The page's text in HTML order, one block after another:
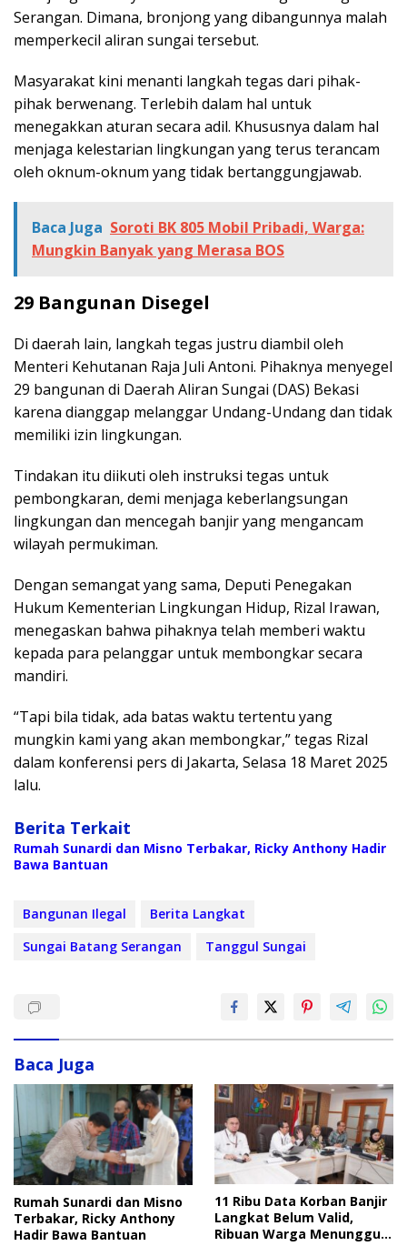
Serangan. Dimana, bronjong yang dibangunnya malah
memperkecil aliran sungai tersebut.
Masyarakat kini menanti langkah tegas dari pihak-
pihak berwenang. Terlebih dalam hal untuk
menegakkan aturan secara adil. Khususnya dalam hal
menjaga kelestarian lingkungan yang terus terancam
oleh oknum-oknum yang tidak bertanggungjawab.
Baca Juga Soroti BK 805 Mobil Pribadi, Warga:
Mungkin Banyak yang Merasa BOS
29 Bangunan Disegel
Di daerah lain, langkah tegas justru diambil oleh
Menteri Kehutanan Raja Juli Antoni. Pihaknya menyegel
29 bangunan di Daerah Aliran Sungai (DAS) Bekasi
karena dianggap melanggar Undang-Undang dan tidak
memiliki izin lingkungan.
Tindakan itu diikuti oleh instruksi tegas untuk
pembongkaran, demi menjaga keberlangsungan
lingkungan dan mencegah banjir yang mengancam
wilayah permukiman.
Dengan semangat yang sama, Deputi Penegakan
Hukum Kementerian Lingkungan Hidup, Rizal Irawan,
menegaskan bahwa pihaknya telah memberi waktu
kepada para pelanggar untuk membongkar secara
mandiri.
“Tapi bila tidak, ada batas waktu tertentu yang
mungkin kami yang akan membongkar,” tegas Rizal
dalam konferensi pers di Jakarta, Selasa 18 Maret 2025
lalu.
Berita Terkait
Rumah Sunardi dan Misno Terbakar, Ricky Anthony Hadir
Bawa Bantuan
Bangunan Ilegal
Berita Langkat
Sungai Batang Serangan
Tanggul Sungai
Baca Juga
Rumah Sunardi dan Misno
Terbakar, Ricky Anthony
Hadir Bawa Bantuan
11 Ribu Data Korban Banjir
Langkat Belum Valid,
Ribuan Warga Menunggu